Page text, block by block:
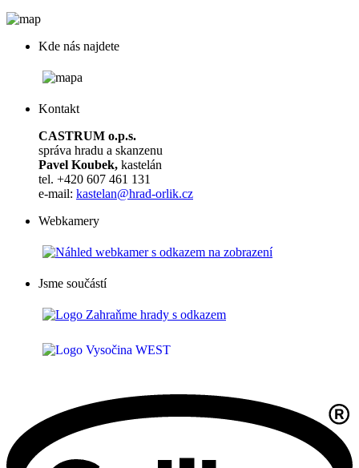
Kde nás najdete
Kontakt
CASTRUM o.p.s.
správa hradu a skanzenu
Pavel Koubek, kastelán
tel. +420 607 461 131
e-mail: kastelan@hrad-orlik.cz
Webkamery
Jsme součástí